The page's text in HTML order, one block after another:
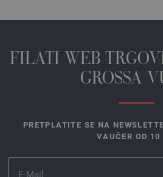
FILATI WEB
GROSSA
PRETPLATITE SE NA
VAUČER OD